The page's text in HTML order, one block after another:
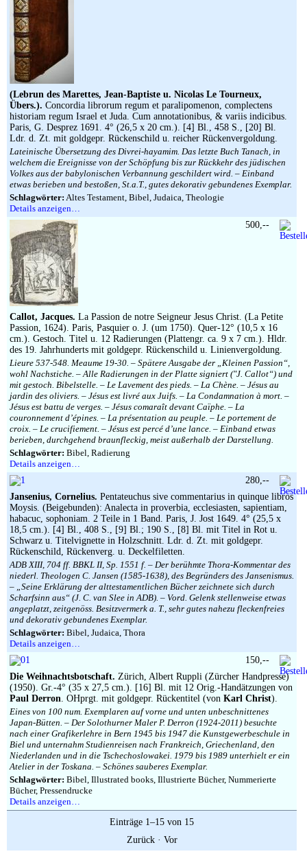
(Lebrun des Marettes, Jean-Baptiste u. Nicolas Le Tourneux,
Übers.). Concordia librorum regum et paralipomenon, complectens
historiam regum Israel et Juda. Cum annotationibus, & variis indicibus.
Paris, G. Desprez 1691. 4° (26,5 x 20 cm.). [4] Bl., 458 S., [20] Bl.
Ldr. d. Zt. mit goldgepr. Rückenschild u. reicher Rückenvergoldung.
Lateinische Übersetzung des Divrei-hayamim. Das letzte Buch Tanach, in
welchem die Ereignisse von der Schöpfung bis zur Rückkehr des jüdischen
Volkes aus der babylonischen Verbannung geschildert wird. – Einband
etwas berieben und bestoßen, St.a.T., gutes dekorativ gebundenes Exemplar.
Schlagwörter: Altes Testament, Bibel, Judaica, Theologie
Details anzeigen…
Callot, Jacques. La Passion de notre Seigneur Jesus Christ. (La Petite
Passion, 1624). Paris, Pasquier o. J. (um 1750). Quer-12° (10,5 x 16
cm.). Gestoch. Titel u. 12 Radierungen (Plattengr. ca. 9 x 7 cm.). Hldr.
des 19. Jahrhunderts mit goldgepr. Rückenschild u. Linienvergoldung.
Lieure 537-548. Meaume 19-30. – Spätere Ausgabe der „Kleinen Passion“,
wohl Nachstiche. – Alle Radierungen in der Platte signiert (″J. Callot“) und
mit gestoch. Bibelstelle. – Le Lavement des pieds. – La Chène. – Jésus au
jardin des oliviers. – Jésus est livré aux Juifs. – La Condamnation à mort. –
Jésus est battu de verges. – Jésus comaraît devant Caïphe. – La
couronnement d’épines. – La présentation au peuple. – Le portement de
croix. – Le crucifiement. – Jésus est percé d’une lance. – Einband etwas
berieben, durchgehend braunfleckig, meist außerhalb der Darstellung.
Schlagwörter: Bibel, Radierung
Details anzeigen…
500,--
Jansenius, Cornelius. Pentateuchus sive commentarius in quinque libros
Moysis. (Beigebunden): Analecta in proverbia, ecclesiasten, sapientiam,
habacuc, sophoniam. 2 Teile in 1 Band. Paris, J. Jost 1649. 4° (25,5 x
18,5 cm.). [4] Bl., 408 S., [9] Bl.; 190 S., [8] Bl. mit Titel in Rot u.
Schwarz u. Titelvignette in Holzschnitt. Ldr. d. Zt. mit goldgepr.
Rückenschild, Rückenverg. u. Deckelfiletten.
ADB XIII, 704 ff. BBKL II, Sp. 1551 f. – Der berühmte Thora-Kommentar des
niederl. Theologen C. Jansen (1585-1638), des Begründers des Jansenismus.
– „Seine Erklärung der alttestamentlichen Bücher zeichnete sich durch
Scharfsinn aus“ (J. C. van Slee in ADB). – Vord. Gelenk stellenweise etwas
angeplatzt, zeitgenöss. Besitzvermerk a. T., sehr gutes nahezu fleckenfreies
und dekorativ gebundenes Exemplar.
Schlagwörter: Bibel, Judaica, Thora
Details anzeigen…
280,--
Die Weihnachtsbotschaft. Zürich, Albert Ruppli (Zürcher Handpresse)
(1950). Gr.-4° (35 x 27,5 cm.). [16] Bl. mit 12 Orig.-Handätzungen von
Paul Derron. OHprgt. mit goldgepr. Rückentitel (von Karl Christ).
Eines von 100 num. Exemplaren auf vorne und unten unbeschnittenes
Japan-Bütten. – Der Solothurner Maler P. Derron (1924-2011) besuchte
nach einer Grafikerlehre in Bern 1945 bis 1947 die Kunstgewerbeschule in
Biel und unternahm Studienreisen nach Frankreich, Griechenland, den
Niederlanden und in die Tschechoslowakei. 1979 bis 1989 unterhielt er ein
Atelier in der Toskana. – Schönes sauberes Exemplar.
Schlagwörter: Bibel, Illustrated books, Illustrierte Bücher, Nummerierte
Bücher, Pressendrucke
Details anzeigen…
150,--
Einträge 1–15 von 15
Zurück· Vor